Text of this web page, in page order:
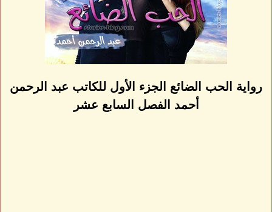
رواية الحب الضائع الجزء الأول للكاتب عبد الرحمن
أحمد الفصل السابع عشر